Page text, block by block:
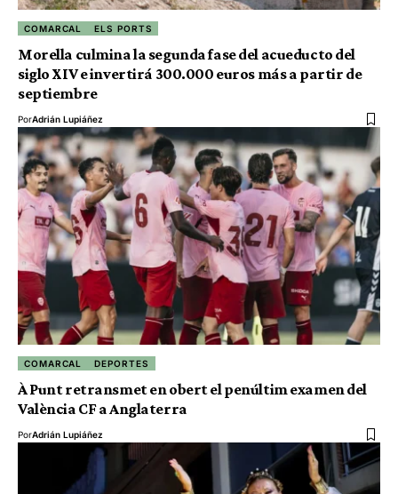
COMARCAL ELS PORTS
Morella culmina la segunda fase del acueducto del
siglo XIV e invertirá 300.000 euros más a partir de
septiembre
PorAdrián Lupiáñez
COMARCAL DEPORTES
À Punt retransmet en obert el penúltim examen del
València CF a Anglaterra
PorAdrián Lupiáñez